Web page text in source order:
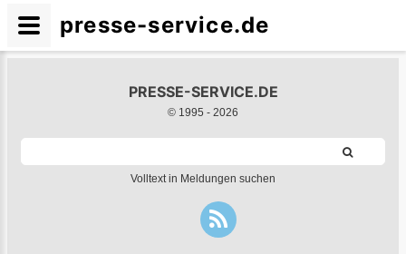
PRESSE-SERVICE.DE
© 1995 - 2026
Volltext in Meldungen suchen
presse-service.de